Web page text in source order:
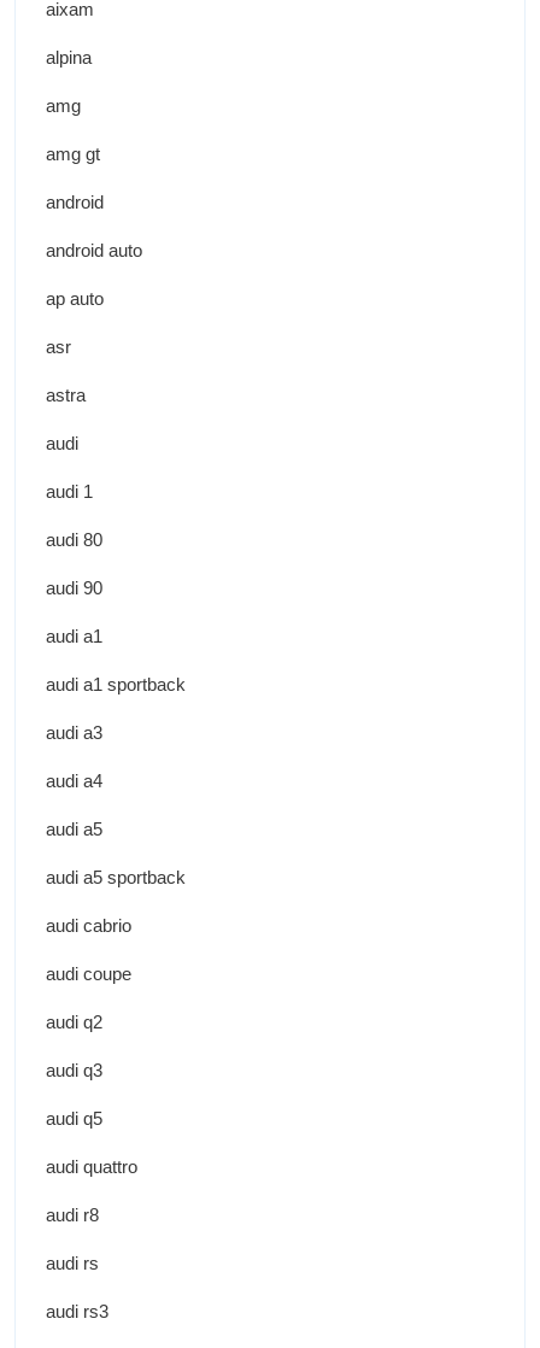
aixam
alpina
amg
amg gt
android
android auto
ap auto
asr
astra
audi
audi 1
audi 80
audi 90
audi a1
audi a1 sportback
audi a3
audi a4
audi a5
audi a5 sportback
audi cabrio
audi coupe
audi q2
audi q3
audi q5
audi quattro
audi r8
audi rs
audi rs3